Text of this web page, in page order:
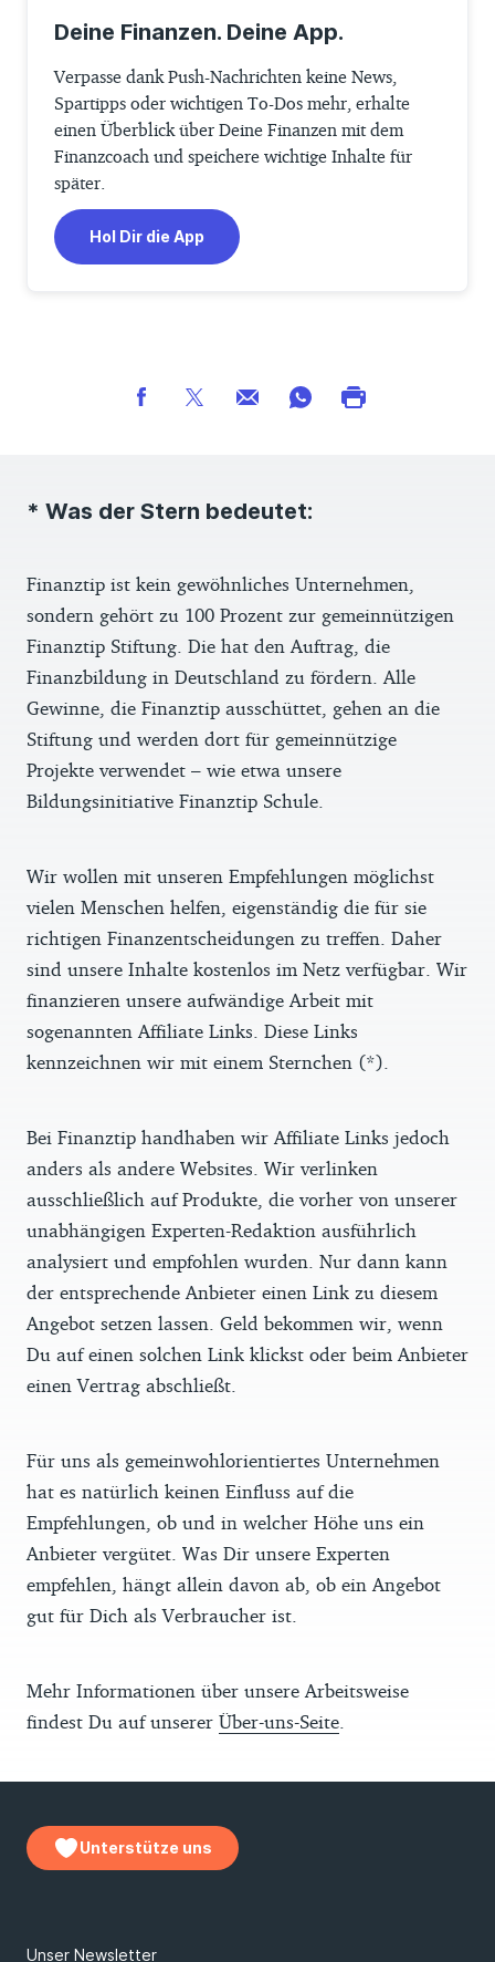
Deine Finanzen. Deine App.
Verpasse dank Push-Nachrichten keine News,
Spartipps oder wichtigen To-Dos mehr, erhalte
einen Überblick über Deine Finanzen mit dem
Finanzcoach und speichere wichtige Inhalte für
später.
Hol Dir die App
* Was der Stern bedeutet:
Finanztip ist kein gewöhnliches Unternehmen,
sondern gehört zu 100 Prozent zur gemeinnützigen
Finanztip Stiftung. Die hat den Auftrag, die
Finanzbildung in Deutschland zu fördern. Alle
Gewinne, die Finanztip ausschüttet, gehen an die
Stiftung und werden dort für gemeinnützige
Projekte verwendet – wie etwa unsere
Bildungsinitiative Finanztip Schule.
Wir wollen mit unseren Empfehlungen möglichst
vielen Menschen helfen, eigenständig die für sie
richtigen Finanzentscheidungen zu treffen. Daher
sind unsere Inhalte kostenlos im Netz verfügbar. Wir
finanzieren unsere aufwändige Arbeit mit
sogenannten Affiliate Links. Diese Links
kennzeichnen wir mit einem Sternchen (*).
Bei Finanztip handhaben wir Affiliate Links jedoch
anders als andere Websites. Wir verlinken
ausschließlich auf Produkte, die vorher von unserer
unabhängigen Experten-Redaktion ausführlich
analysiert und empfohlen wurden. Nur dann kann
der entsprechende Anbieter einen Link zu diesem
Angebot setzen lassen. Geld bekommen wir, wenn
Du auf einen solchen Link klickst oder beim Anbieter
einen Vertrag abschließt.
Für uns als gemeinwohlorientiertes Unternehmen
hat es natürlich keinen Einfluss auf die
Empfehlungen, ob und in welcher Höhe uns ein
Anbieter vergütet. Was Dir unsere Experten
empfehlen, hängt allein davon ab, ob ein Angebot
gut für Dich als Verbraucher ist.
Mehr Informationen über unsere Arbeitsweise
findest Du auf unserer Über-uns-Seite.
Unterstütze uns